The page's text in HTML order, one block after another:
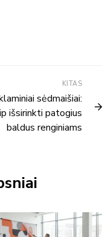
KITAS
sėdmaišiai:
išsirinkti patogius
baldus renginiams